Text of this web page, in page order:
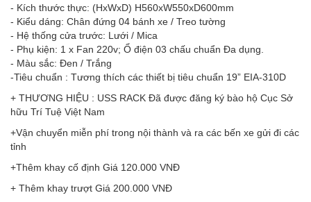
- Kích thước thực: (HxWxD) H560xW550xD600mm
- Kiểu dáng: Chân đứng 04 bánh xe / Treo tường
- Hệ thống cửa trước: Lưới / Mica
- Phụ kiện: 1 x Fan 220v; Ổ điện 03 chấu chuẩn Đa dụng.
- Màu sắc: Đen / Trắng
-Tiêu chuẩn : Tương thích các thiết bị tiêu chuẩn 19” EIA-310D
+ THƯƠNG HIỆU : USS RACK Đã được đăng ký bào hộ Cục Sở
hữu Trí Tuệ Việt Nam
+Vận chuyển miễn phí trong nội thành và ra các bến xe gửi đi các
tỉnh
+Thêm khay cố định Giá 120.000 VNĐ
+ Thêm khay trượt Giá 200.000 VNĐ